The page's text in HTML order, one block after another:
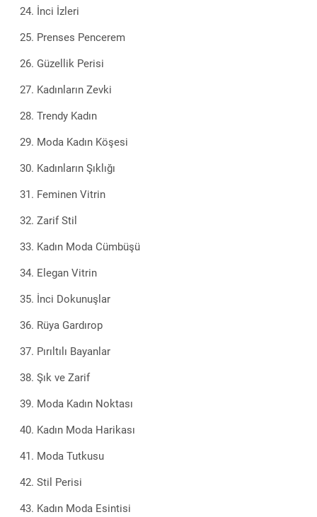
İnci İzleri
Prenses Pencerem
Güzellik Perisi
Kadınların Zevki
Trendy Kadın
Moda Kadın Köşesi
Kadınların Şıklığı
Feminen Vitrin
Zarif Stil
Kadın Moda Cümbüşü
Elegan Vitrin
İnci Dokunuşlar
Rüya Gardırop
Pırıltılı Bayanlar
Şık ve Zarif
Moda Kadın Noktası
Kadın Moda Harikası
Moda Tutkusu
Stil Perisi
Kadın Moda Esintisi